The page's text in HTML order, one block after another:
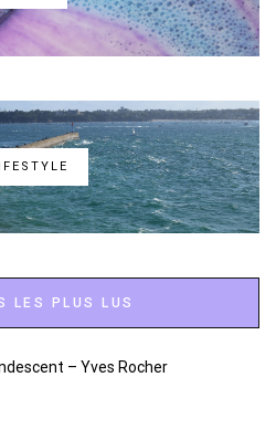
LES PLUS LUS
– Yves Rocher